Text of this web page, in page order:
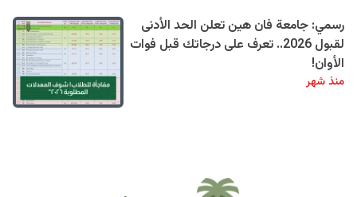
رسمي: جامعة فان هين تعلن الحد الأدنى
لقبول 2026.. تعرف على درجاتك قبل فوات
الأوان!
منذ شهر